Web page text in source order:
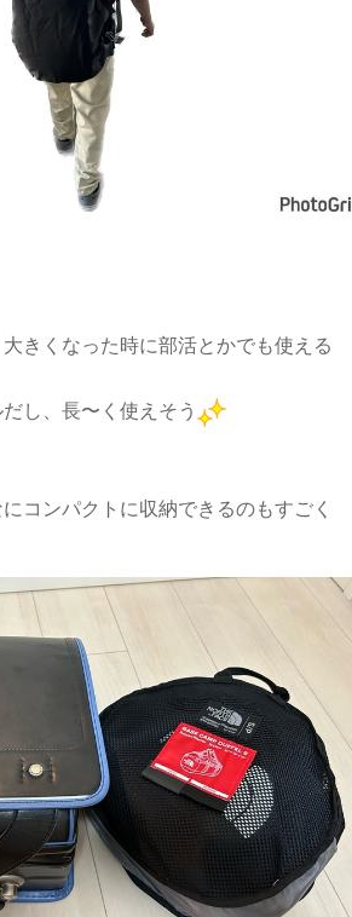
きくなった時に部活とかでも使える
し、長〜く使えそう
コンパクトに収納できるのもすごく